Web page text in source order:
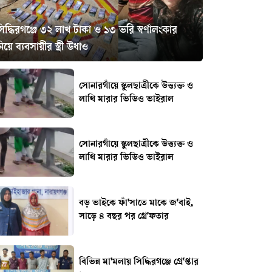
৩২ লাখ টাকা ও ১৩ ভরি স্বর্ণালংকার
ব্যবসায়ীর স্ত্রী উধাও
সোনারগাঁয়ে স্কুলছাত্রীকে উত্ত্যক্ত ও
লাথি মারার ভিডিও ভাইরাল
সোনারগাঁয়ে স্কুলছাত্রীকে উত্ত্যক্ত ও
লাথি মারার ভিডিও ভাইরাল
বড় ভাইকে ফাঁ'সাতে মাকে জ'বাই,
সাড়ে ৪ বছর পর গ্রে'ফতার
বিভিন্ন মা'মলায় সিদ্ধিরগঞ্জে গ্রে'প্তার